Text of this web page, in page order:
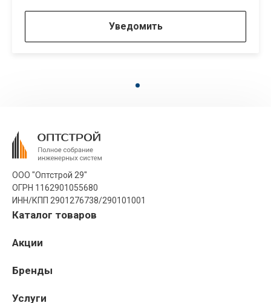
Уведомить
ООО "Оптстрой 29"
ОГРН 1162901055680
ИНН/КПП 2901276738/290101001
Каталог товаров
Акции
Бренды
Услуги